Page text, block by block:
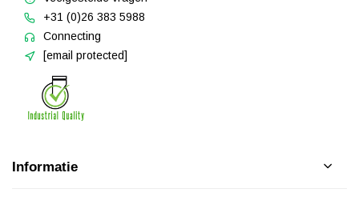
+31 (0)26 383 5988
Connecting
[email protected]
Informatie